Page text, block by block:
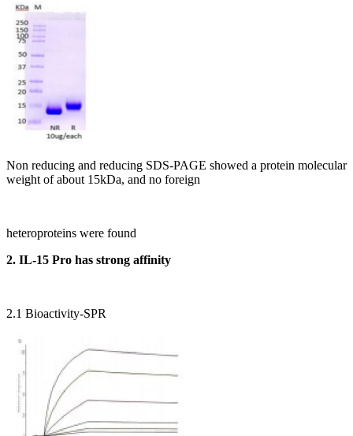
Non reducing and reducing SDS-PAGE showed a protein molecular
weight of about 15kDa, and no foreign
heteroproteins were found
2. IL-15 Pro has strong affinity
2.1 Bioactivity-SPR